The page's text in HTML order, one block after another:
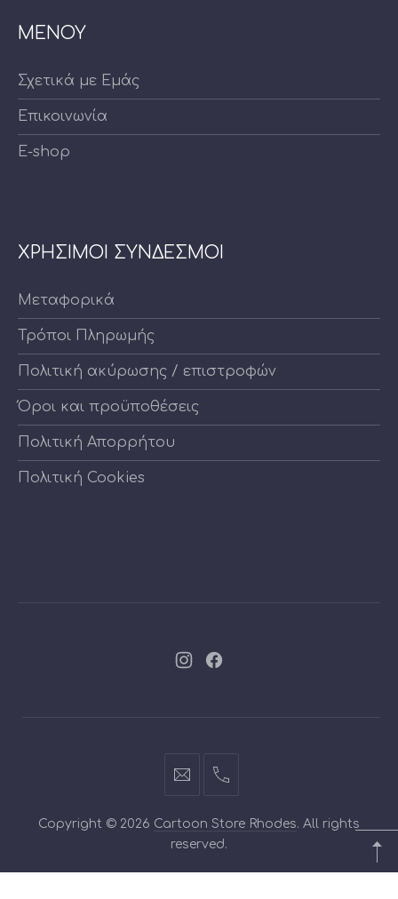
ΜΕΝΟΥ
Σχετικά με Εμάς
Επικοινωνία
E-shop
ΧΡΗΣΙΜΟΙ ΣΥΝΔΕΣΜΟΙ
Μεταφορικά
Τρόποι Πληρωμής
Πολιτική ακύρωσης / επιστροφών
Όροι και προϋποθέσεις
Πολιτική Απορρήτου
Πολιτική Cookies
Νέο Νέο
info@cartoontoys.gr
+30
70210
Copyright © 2026 Cartoon Store Rhodes. All rights
reserved.